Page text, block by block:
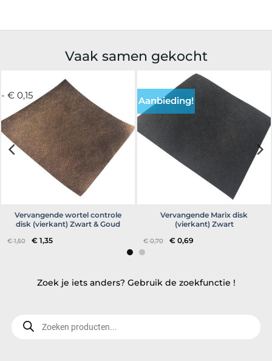
Vaak samen gekocht
- € 0,15
Vervangende wortel controle
disk (vierkant) Zwart & Goud
€1,50 Oorspronkelijke
prijs
€ 1,35Huidige
Aanbieding!
Vervangende Marix disk
(vierkant) Zwart
€0,70 Oorspronkelijke
prijs
€ 0,69
Zoek je iets anders? Gebruik de zoekfunctie !
zoeken